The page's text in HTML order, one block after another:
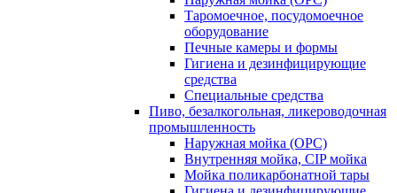
Таромоечное, посудомоечное
оборудование
Печные камеры и формы
Гигиена и дезинфицирующие
средства
Специальные средства
Пиво, безалкогольная, ликероводочная
промышленность
Наружная мойка (ОРС)
Внутренняя мойка, CIP мойка
Мойка поликарбонатной тары